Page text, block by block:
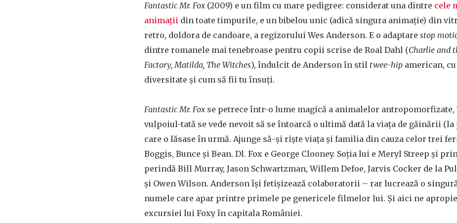
Fantastic Mr. Fox (2009) e un film cu mare pedigree: considerat una dintre cele
animații din toate timpurile, e un bibelou unic (adică singura animație) din
retro, doldora de candoare, a regizorului Wes Anderson. E o adaptare stop
dintre romanele mai tenebroase pentru copii scrise de Roal Dahl (Charlie and
Factory, Matilda, The Witches), îndulcit de Anderson în stil twee-hip american,
diversitate și cum să fii tu însuți.
Fantastic Mr. Fox se petrece într-o lume magică a animalelor antropomorfizate,
vulpoiul-tată se vede nevoit să se întoarcă o ultimă dată la viața de găinării
care o lăsase în urmă. Ajunge să-și riște viața și familia din cauza celor trei
Boggis, Bunce și Bean. Dl. Fox e George Clooney. Soția lui e Meryl Streep și
perindă Bill Murray, Jason Schwartzman, Willem Defoe, Jarvis Cocker de la
și Owen Wilson. Anderson își fetișizează colaboratorii – rar lucrează o
numele care apar printre primele pe genericele filmelor lui. Și aici ne
excursiei lui Foxy în capitala României.